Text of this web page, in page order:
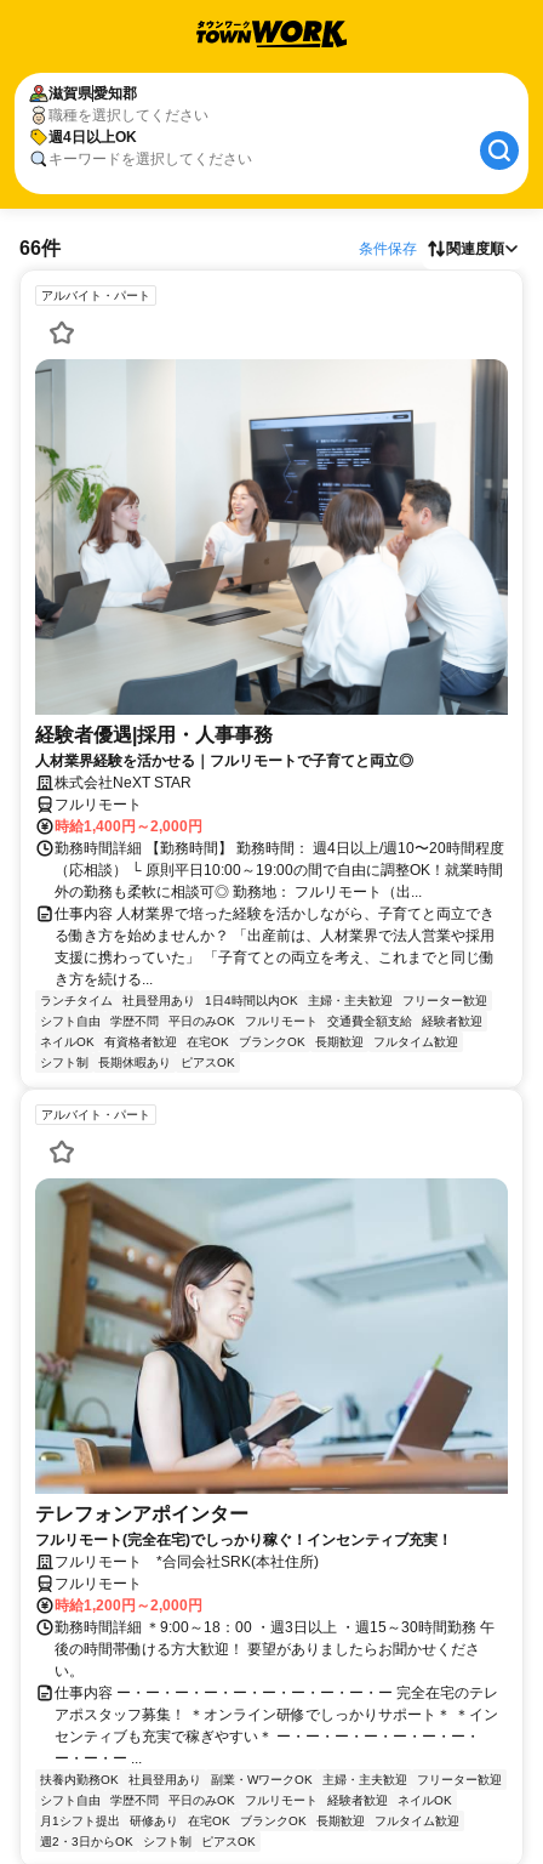
滋賀県愛知郡
職種を選択してください
週4日以上OK
キーワードを選択してください
66件 条件保存 関連度順
アルバイト・パート
経験者優遇|採用・人事事務
人材業界経験を活かせる｜フルリモートで子育てと両立◎
株式会社NeXT STAR
フルリモート
時給1,400円～2,000円
勤務時間詳細 【勤務時間】 勤務時間： 週4日以上/週10〜20時間程度
（応相談） └ 原則平日10:00～19:00の間で自由に調整OK！就業時間
外の勤務も柔軟に相談可◎ 勤務地： フルリモート（出...
仕事内容 人材業界で培った経験を活かしながら、子育てと両立でき
る働き方を始めませんか？ 「出産前は、人材業界で法人営業や採用
支援に携わっていた」 「子育てとの両立を考え、これまでと同じ働
き方を続ける...
ランチタイム 社員登用あり 1日4時間以内OK 主婦・主夫歓迎
フリーター歓迎
シフト自由
学歴不問 平日のみOK フルリモート 交通費全額支給
経験者歓迎
ネイルOK
有資格者歓迎 在宅OK ブランクOK 長期歓迎
フルタイム歓迎
シフト制
長期休暇あり ピアスOK
アルバイト・パート
テレフォンアポインター
フルリモート(完全在宅)でしっかり稼ぐ！インセンティブ充実！
フルリモート *合同会社SRK(本社住所)
フルリモート
時給1,200円～2,000円
勤務時間詳細 ＊9:00～18：00 ・週3日以上 ・週15～30時間勤務 午
後の時間帯働ける方大歓迎！ 要望がありましたらお聞かせくださ
い。
仕事内容 ー・ー・ー・ー・ー・ー・ー・ー・ー・ー 完全在宅のテレ
アポスタッフ募集！ ＊オンライン研修でしっかりサポート＊ ＊イン
センティブも充実で稼ぎやすい＊ ー・ー・ー・ー・ー・ー・ー・
ー・ー・ー ...
扶養内勤務OK 社員登用あり 副業・WワークOK 主婦・主夫歓迎
フリーター歓迎
シフト自由
学歴不問 平日のみOK フルリモート 経験者歓迎
ネイルOK
月1シフト提出
研修あり 在宅OK ブランクOK 長期歓迎
フルタイム歓迎
週2・3日からOK
シフト制 ピアスOK